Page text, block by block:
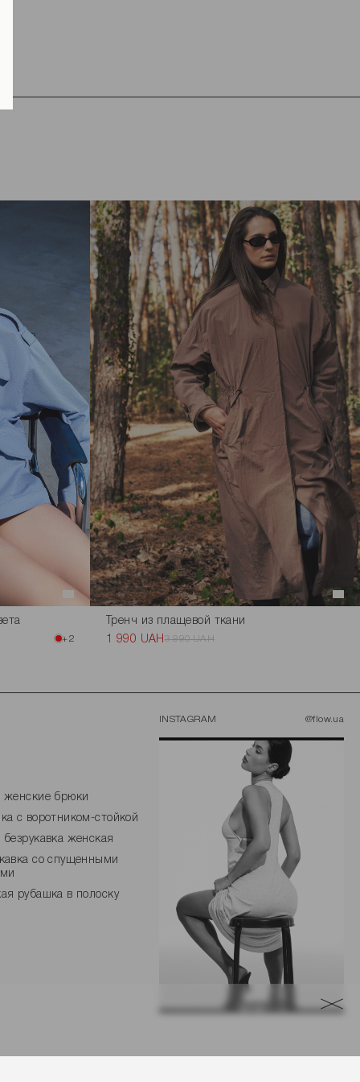
+2
Тренч из плащевой ткани
1 990 UAH 3 990 UAH
женские брюки
с воротником-стойкой
безрукавка женская
со спущенными
рубашка в полоску
INSTAGRAM @flow.ua